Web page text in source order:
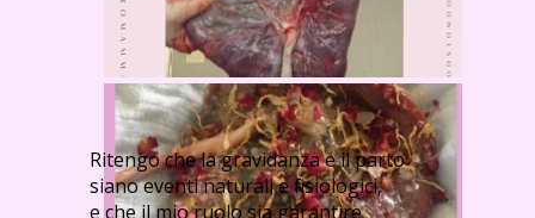
Ritengo che la gravidanza e il parto
siano eventi naturali e fisiologici,
e che il mio ruolo sia garantire